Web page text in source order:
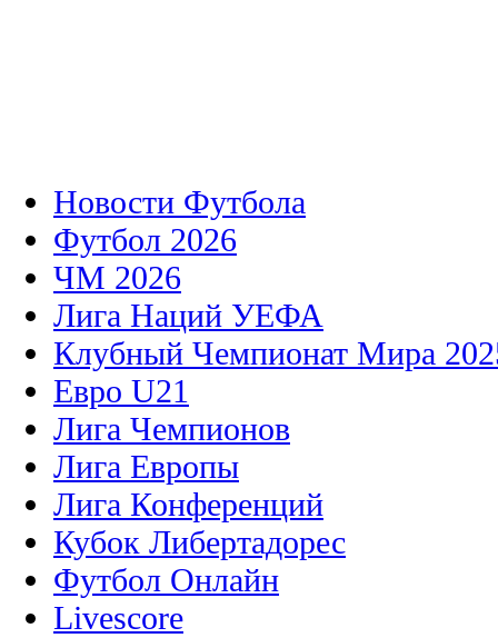
Новости Футбола
Футбол 2026
ЧМ 2026
Лига Наций УЕФА
Клубный Чемпионат Мира
Евро U21
Лига Чемпионов
Лига Европы
Лига Конференций
Кубок Либертадорес
Футбол Онлайн
Livescore